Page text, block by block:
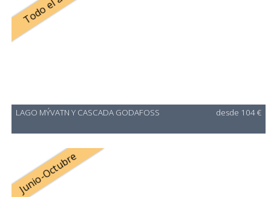
LAGO MÝVATN Y CASCADA GODAFOSS desde 104 €
Junio-Octubre